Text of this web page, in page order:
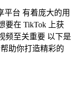
平台 有着庞大的用
要在 TikTok 上获
频至关重要 以下是
助你打造精彩的